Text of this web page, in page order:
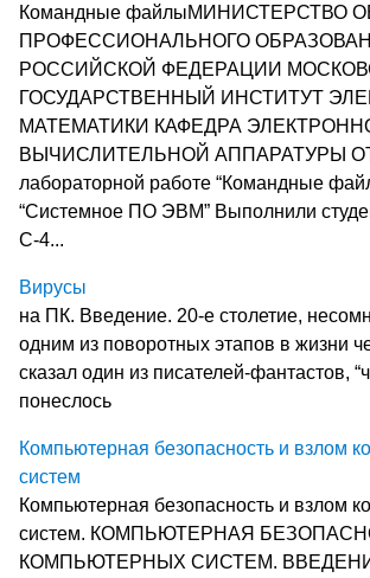
Командные файлыМИНИСТЕРСТВО
ПРОФЕССИОНАЛЬНОГО
РОССИЙСКОЙ ФЕДЕРАЦИИ
ГОСУДАРСТВЕННЫЙ ИНСТИТУТ
МАТЕМАТИКИ КАФЕДРА
ВЫЧИСЛИТЕЛЬНОЙ АППАРАТУРЫ
лабораторной работе “Командные
“Системное ПО ЭВМ” Выполнили
С-4...
Вирусы
на ПК. Введение. 20-е столетие,
одним из поворотных этапов в жизни
сказал один из писателей-фантастов,
понеслось
Компьютерная безопасность и взлом
систем
Компьютерная безопасность и взлом
систем. КОМПЬЮТЕРНАЯ
КОМПЬЮТЕРНЫХ СИСТЕМ.